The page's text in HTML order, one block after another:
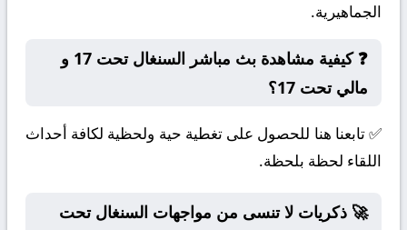
الجماهيرية.
❓ كيفية مشاهدة بث مباشر السنغال تحت 17 و
مالي تحت 17؟
✅ تابعنا هنا للحصول على تغطية حية ولحظية لكافة أحداث
اللقاء لحظة بلحظة.
🚀 ذكريات لا تنسى من مواجهات السنغال تحت